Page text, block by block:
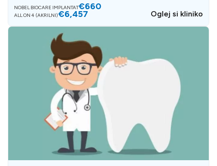
NOBEL BIOCARE IMPLANTAT€660
ALL ON 4 (AKRILNI)€6,457 Oglej si kliniko